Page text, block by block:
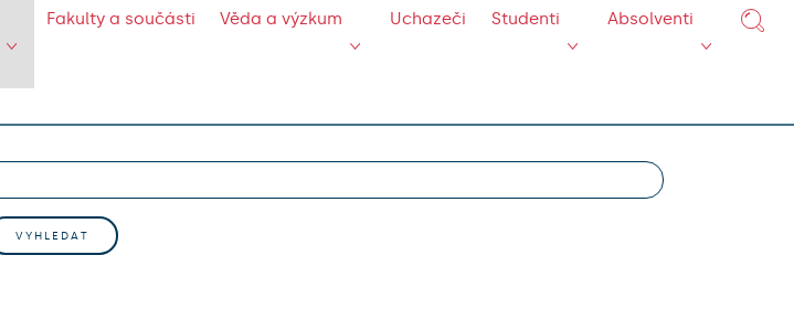
Fakulty a součásti Věda a výzkum Uchazeči Studenti Absolventi